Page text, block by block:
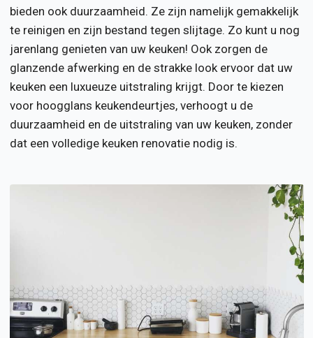
bieden ook duurzaamheid. Ze zijn namelijk gemakkelijk
te reinigen en zijn bestand tegen slijtage. Zo kunt u nog
jarenlang genieten van uw keuken! Ook zorgen de
glanzende afwerking en de strakke look ervoor dat uw
keuken een luxueuze uitstraling krijgt. Door te kiezen
voor hoogglans keukendeurtjes, verhoogt u de
duurzaamheid en de uitstraling van uw keuken, zonder
dat een volledige keuken renovatie nodig is.